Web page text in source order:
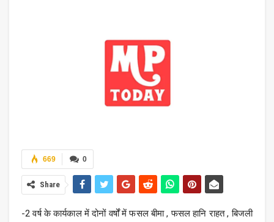
0
669
Share
-2 वर्ष के कार्यकाल में दोनों वर्षों में फसल बीमा , फसल हानि राहत , बिजली